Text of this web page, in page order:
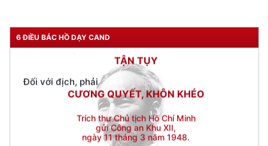
6 ĐIỀU BÁC HỒ DẠY CAND
Đối với địch, phải
CƯƠNG QUYẾT, KHÔN KHÉO
Trích thư Chủ tịch Hồ Chí Minh
gửi Công an Khu XII,
ngày 11 tháng 3 năm 1948.